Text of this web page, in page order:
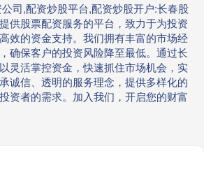
司,配资炒股平台,配资炒股开户:长春股
供股票配资服务的平台，致力于为投资
效的资金支持。我们拥有丰富的市场经
确保客户的投资风险降至最低。通过长
灵活掌控资金，快速抓住市场机会，实
诚信、透明的服务理念，提供多样化的
资者的需求。加入我们，开启您的财富